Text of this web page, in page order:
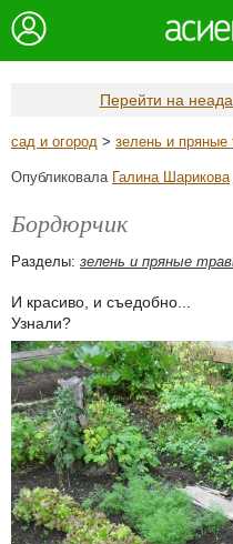
Перейти на
сад и огород > зелень и пряные
Опубликовала Галина Шарикова
Бордюрчик
Разделы: зелень и пряные
И красиво, и съедобно...
Узнали?